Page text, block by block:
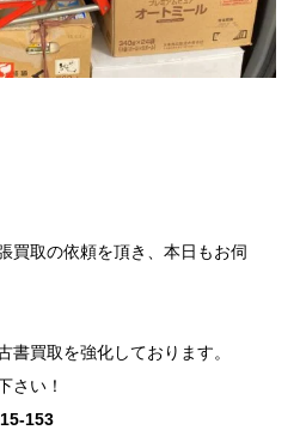
買取の依頼を頂き、本日もお伺
書買取を強化しております。
さい！
153